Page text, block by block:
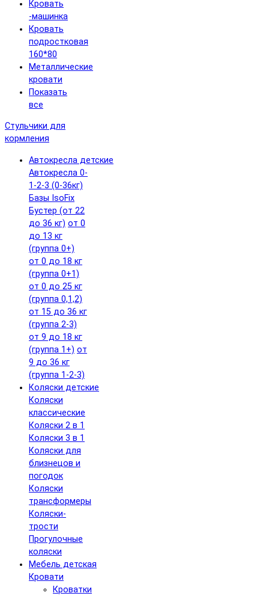
Кровать
-машинка
Кровать
подростковая
160*80
Металлические
кровати
Показать
все
Стульчики для
кормления
Автокресла детские
Автокресла 0-
1-2-3 (0-36кг)
Базы IsoFix
Бустер (от 22
до 36 кг) от 0
до 13 кг
(группа 0+)
от 0 до 18 кг
(группа 0+1)
от 0 до 25 кг
(группа 0,1,2)
от 15 до 36 кг
(группа 2-3)
от 9 до 18 кг
(группа 1+) от
9 до 36 кг
(группа 1-2-3)
Коляски детские
Коляски
классические
Коляски 2 в 1
Коляски 3 в 1
Коляски для
близнецов и
погодок
Коляски
трансформеры
Коляски-
трости
Прогулочные
коляски
Мебель детская
Кровати
Кроватки